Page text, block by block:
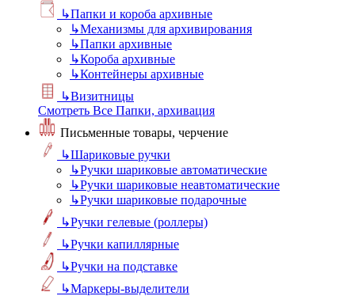
↳Папки и короба архивные
↳Механизмы для архивирования
↳Папки архивные
↳Короба архивные
↳Контейнеры архивные
↳Визитницы
Смотреть Все Папки, архивация
Письменные товары, черчение
↳Шариковые ручки
↳Ручки шариковые автоматические
↳Ручки шариковые неавтоматические
↳Ручки шариковые подарочные
↳Ручки гелевые (роллеры)
↳Ручки капиллярные
↳Ручки на подставке
↳Маркеры-выделители